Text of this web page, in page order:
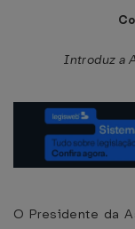
Introduz a
O Presidente da